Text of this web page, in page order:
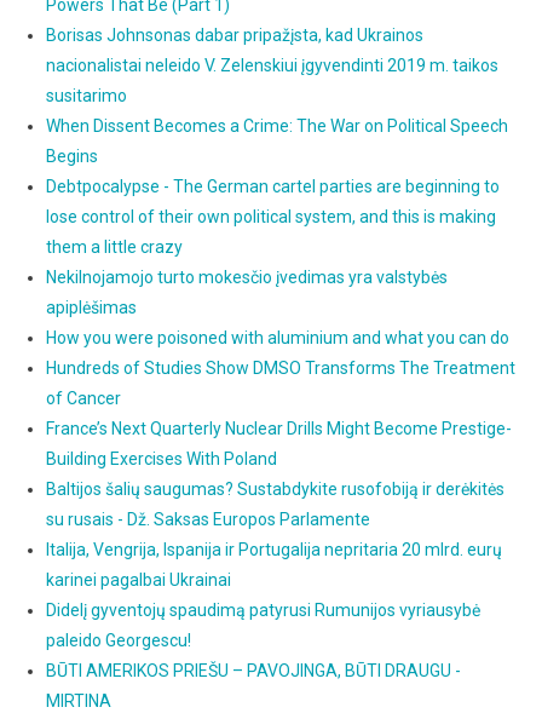
Powers That Be (Part 1)
Borisas Johnsonas dabar pripažįsta, kad Ukrainos
nacionalistai neleido V. Zelenskiui įgyvendinti 2019 m. taikos
susitarimo
When Dissent Becomes a Crime: The War on Political Speech
Begins
Debtpocalypse - The German cartel parties are beginning to
lose control of their own political system, and this is making
them a little crazy
Nekilnojamojo turto mokesčio įvedimas yra valstybės
apiplėšimas
How you were poisoned with aluminium and what you can do
Hundreds of Studies Show DMSO Transforms The Treatment
of Cancer
France’s Next Quarterly Nuclear Drills Might Become Prestige-
Building Exercises With Poland
Baltijos šalių saugumas? Sustabdykite rusofobiją ir derėkitės
su rusais - Dž. Saksas Europos Parlamente
Italija, Vengrija, Ispanija ir Portugalija nepritaria 20 mlrd. eurų
karinei pagalbai Ukrainai
Didelį gyventojų spaudimą patyrusi Rumunijos vyriausybė
paleido Georgescu!
BŪTI AMERIKOS PRIEŠU – PAVOJINGA, BŪTI DRAUGU -
MIRTINA